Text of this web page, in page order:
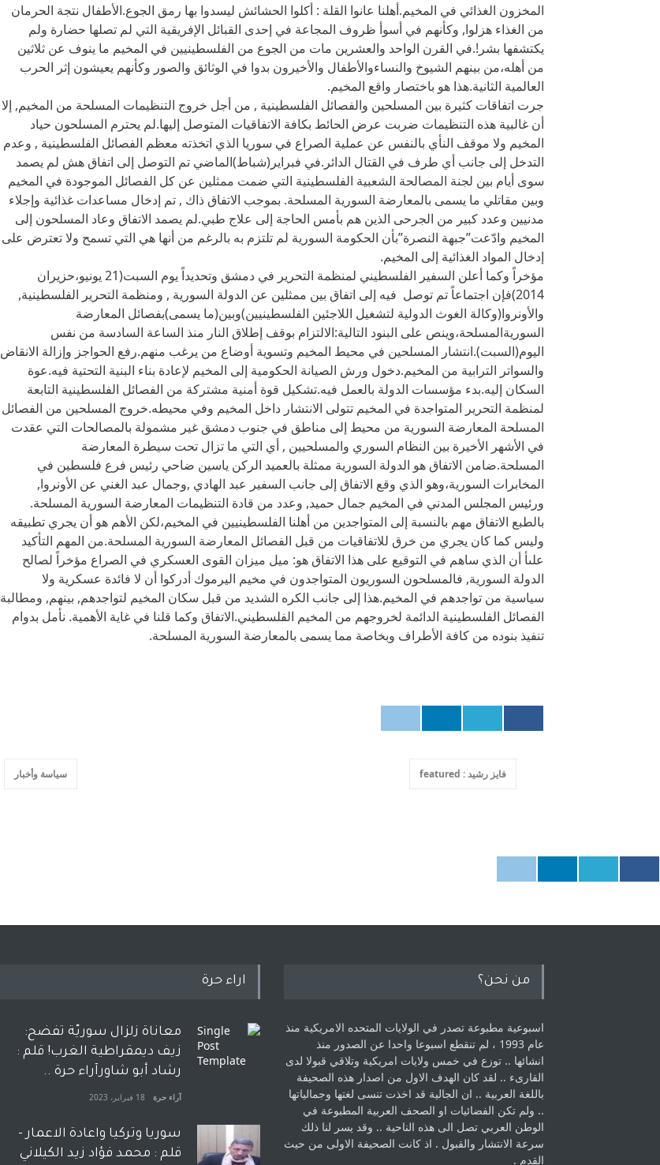
المخزون الغذائي في المخيم.أهلنا عانوا القلة : أكلوا الحشائش ليسدوا بها رمق الجوع.الأطفال نتجة الحرمان
من الغذاء هزلوا, وكأنهم في أسوأ ظروف المجاعة في إحدى القبائل الإفريقية التي لم تصلها حضارة ولم
يكتشفها بشر!.في القرن الواحد والعشرين مات من الجوع من الفلسطينيين في المخيم ما ينوف عن ثلاثين
من أهله،من بينهم الشيوخ والنساءوالأطفال والأخيرون بدوا في الوثائق والصور وكأنهم يعيشون إثر الحرب
العالمية الثانية.هذا هو باختصار واقع المخيم.
جرت اتفاقات كثيرة بين المسلحين والفصائل الفلسطينية , من أجل خروج التنظيمات المسلحة من المخيم, إلا
أن غالبية هذه التنظيمات ضربت عرض الحائط بكافة الاتفاقيات المتوصل إليها.لم يحترم المسلحون حياد
المخيم ولا موقف النأي بالنفس عن عملية الصراع في سوريا الذي اتخذته معظم الفصائل الفلسطينية , وعدم
التدخل إلى جانب أي طرف في القتال الدائر.في فبراير(شباط)الماضي تم التوصل إلى اتفاق هش لم يصمد
سوى أيام بين لجنة المصالحة الشعبية الفلسطينية التي ضمت ممثلين عن كل الفصائل الموجودة في المخيم
وبين مقاتلي ما يسمى بالمعارضة السورية المسلحة. بموجب الاتفاق ذاك , تم إدخال مساعدات غذائية وإجلاء
مدنيين وعدد كبير من الجرحى الذين هم بأمس الحاجة إلى علاج طبي.لم يصمد الاتفاق وعاد المسلحون إلى
المخيم وادّعت”جبهة النصرة”بأن الحكومة السورية لم تلتزم به بالرغم من أنها هي التي تسمح ولا تعترض على
إدخال المواد الغذائية إلى المخيم.
مؤخراً وكما أعلن السفير الفلسطيني لمنظمة التحرير في دمشق وتحديداً يوم السبت(21 يونيو،حزيران
2014)فإن اجتماعاً تم توصل فيه إلى اتفاق بين ممثلين عن الدولة السورية , ومنظمة التحرير الفلسطينية,
والأونروا(وكالة الغوث الدولية لتشغيل اللاجئين الفلسطينيين)وبين(ما يسمى)بفصائل المعارضة
السوريةالمسلحة،وينص على البنود التالية:الالتزام بوقف إطلاق النار منذ الساعة السادسة من نفس
اليوم(السبت).انتشار المسلحين في محيط المخيم وتسوية أوضاع من يرغب منهم.رفع الحواجز وإزالة الانقاض
والسواتر الترابية من المخيم.دخول ورش الصيانة الحكومية إلى المخيم لإعادة بناء البنية التحتية فيه.عوة
السكان إليه.بدء مؤسسات الدولة بالعمل فيه.تشكيل قوة أمنية مشتركة من الفصائل الفلسطينية التابعة
لمنظمة التحرير المتواجدة في المخيم تتولى الانتشار داخل المخيم وفي محيطه.خروج المسلحين من الفصائل
المسلحة المعارضة السورية من محيط إلى مناطق في جنوب دمشق غير مشمولة بالمصالحات التي عقدت
في الأشهر الأخيرة بين النظام السوري والمسلحيين , أي التي ما تزال تحت سيطرة المعارضة
المسلحة.ضامن الاتفاق هو الدولة السورية ممثلة بالعميد الركن ياسين ضاحي رئيس فرع فلسطين في
المخابرات السورية،وهو الذي وقع الاتفاق إلى جانب السفير عبد الهادي ,وجمال عبد الغني عن الأونروا,
ورئيس المجلس المدني في المخيم جمال حميد, وعدد من قادة التنظيمات المعارضة السورية المسلحة.
بالطبع الاتفاق مهم بالنسبة إلى المتواجدين من أهلنا الفلسطينيين في المخيم،لكن الأهم هو أن يجري تطبيقه
وليس كما كان يجري من خرق للاتفاقيات من قبل الفصائل المعارضة السورية المسلحة.من المهم التأكيد
علىأ أن الذي ساهم في التوقيع على هذا الاتفاق هو: ميل ميزان القوى العسكري في الصراع مؤخراً لصالح
الدولة السورية, فالمسلحون السوريون المتواجدون في مخيم اليرموك أدركوا أن لا فائدة عسكرية ولا
سياسية من تواجدهم في المخيم.هذا إلى جانب الكره الشديد من قبل سكان المخيم لتواجدهم, بينهم, ومطالبة
الفصائل الفلسطينية الدائمة لخروجهم من المخيم الفلسطيني.الاتفاق وكما قلنا في غاية الأهمية. نأمل بدوام
تنفيذ بنوده من كافة الأطراف وبخاصة مما يسمى بالمعارضة السورية المسلحة.
فايز رشيد : featured سياسة وأخبار
من نحن؟
اسبوعية مطبوعة تصدر في الولايات المتحده الامريكية منذ
عام 1993 ، لم ‏تنقطع اسبوعا واحدا عن الصدور منذ
انشائها .. توزع في خمس ولايات امريكية ‏وتلاقي قبولا لدى
القارىء ..‏ لقد كان الهدف الاول من اصدار هذه الصحيفة
باللغة العربية .. ان الجالية قد اخذت ‏تنسى لغتها وجمالياتها
.. ولم تكن الفضائيات او الصحف العربية المطبوعة في
الوطن ‏العربي تصل الى هذه الناحية .. وقد يسر لنا ذلك
سرعة الانتشار والقبول . اذ كانت ‏الصحيفة الاولى من حيث
القدم . ‏
اراء حرة
معاناة زلزال سوريّة تفضح:
زيف ديمقراطية الغرب! قلم :
رشاد أبو شاورآراء حرة ..
آراء حرة 18 فبراير، 2023
سوريا وتركيا واعادة الاعمار -
قلم : محمد فؤاد زيد الكيلاني